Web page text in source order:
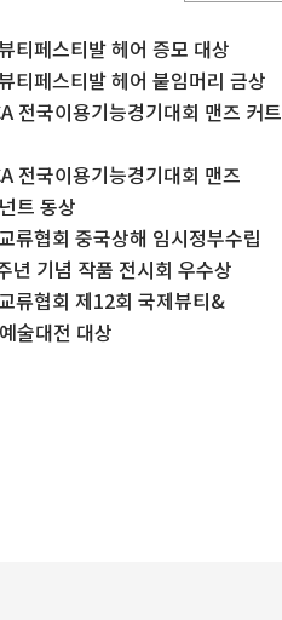
티페스티발 헤어 증모 대상
티페스티발 헤어 붙임머리 금상
전국이용기능경기대회 맨즈 커트
전국이용기능경기대회 맨즈
트 동상
류협회 중국상해 임시정부수립
년 기념 작품 전시회 우수상
류협회 제12회 국제뷰티&
술대전 대상